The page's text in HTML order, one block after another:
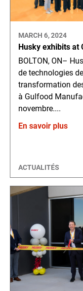
MARCH 6, 2024
Husky exhibits at
BOLTON, ON–
de technologies
transformation
à Gulfood
novembre....
En savoir plus
ACTUALITÉS